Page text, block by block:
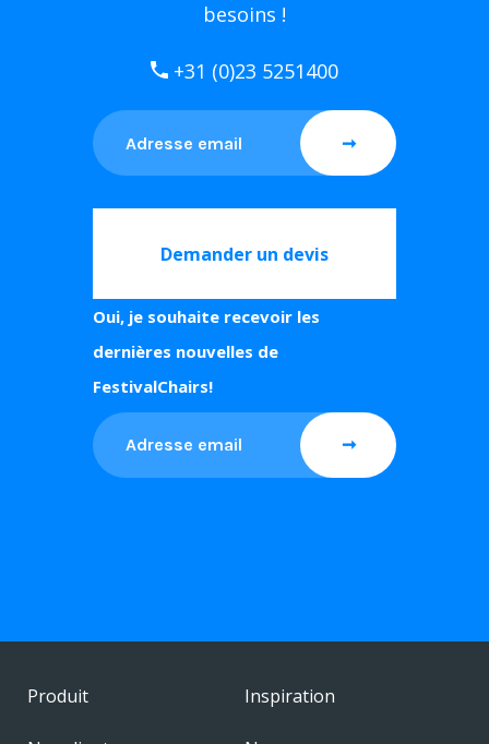
besoins !
+31 (0)23 5251400
Demander un devis
Oui, je souhaite recevoir les
dernières nouvelles de
FestivalChairs!
Produit Inspiration